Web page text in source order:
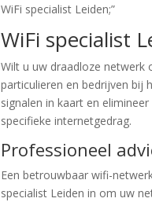
WiFi specialist Leiden;”
WiFi specialist
Wilt u uw draadloze netwerk
particulieren en bedrijven bij
signalen in kaart en
specifieke internetgedrag.
Professioneel
Een betrouwbaar wifi-
specialist Leiden in om uw